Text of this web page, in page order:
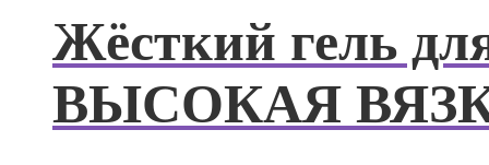
Жёсткий гель
ВЫСОКАЯ